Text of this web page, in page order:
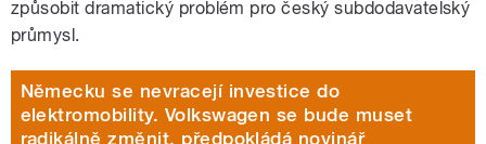
způsobit dramatický problém pro český subdodavatelský
průmysl.
Německu se nevracejí investice do
elektromobility. Volkswagen se bude muset
radikálně změnit, předpokládá novinář